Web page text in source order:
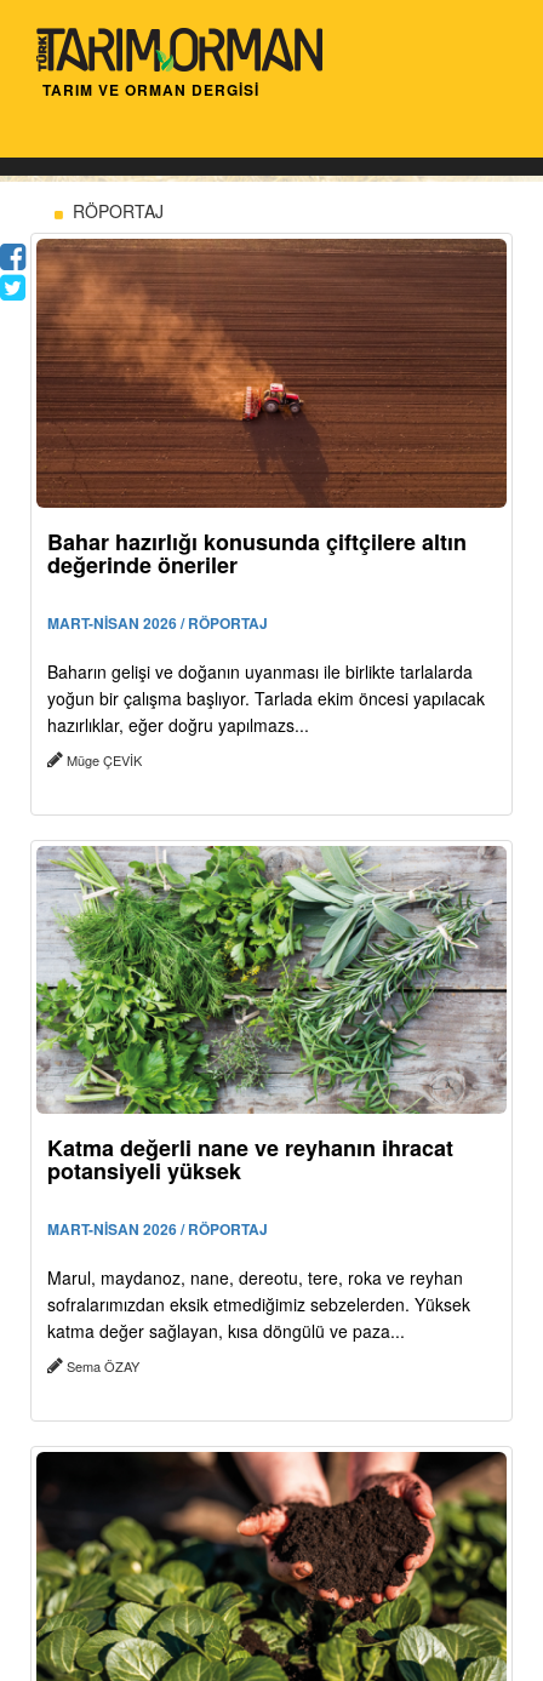
TARIM VE ORMAN DERGİSİ
RÖPORTAJ
Bahar hazırlığı konusunda çiftçilere altın
değerinde öneriler
MART-NİSAN 2026 / RÖPORTAJ
Baharın gelişi ve doğanın uyanması ile birlikte tarlalarda
yoğun bir çalışma başlıyor. Tarlada ekim öncesi yapılacak
hazırlıklar, eğer doğru yapılmazs...
Müge ÇEVİK
Katma değerli nane ve reyhanın ihracat
potansiyeli yüksek
MART-NİSAN 2026 / RÖPORTAJ
Marul, maydanoz, nane, dereotu, tere, roka ve reyhan
sofralarımızdan eksik etmediğimiz sebzelerden. Yüksek
katma değer sağlayan, kısa döngülü ve paza...
Sema ÖZAY